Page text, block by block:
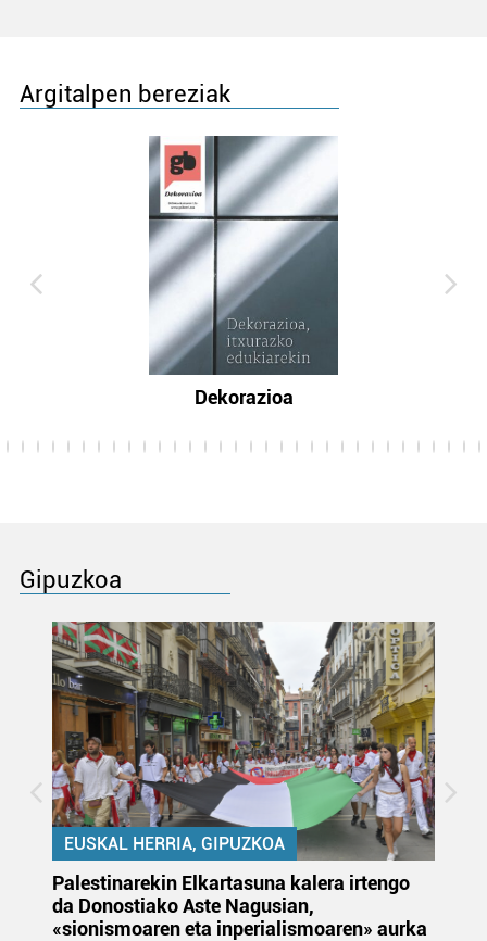
Argitalpen bereziak
Dekorazioa
Gipuzkoa
EUSKAL HERRIA, GIPUZKOA
Palestinarekin Elkartasuna kalera irtengo
da Donostiako Aste Nagusian,
«sionismoaren eta inperialismoaren» aurka